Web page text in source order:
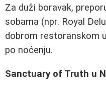
Za duži boravak,
sobama (npr. Royal
dobrom restoranskom
po noćenju.
Sanctuary of Truth u